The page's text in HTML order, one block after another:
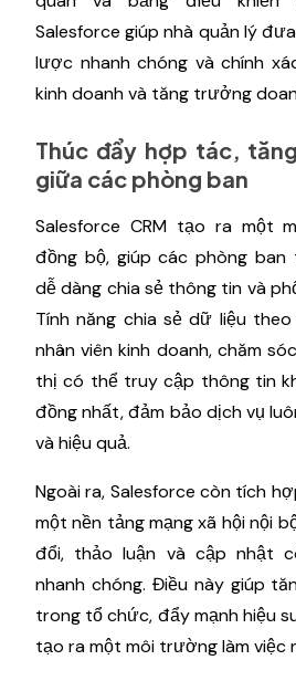
Salesforce giúp nhà quản lý
lược nhanh chóng và chính
kinh doanh và tăng trưởng
Thúc đẩy hợp tác,
giữa các phòng ban
Salesforce CRM tạo ra một
đồng bộ, giúp các phòng ban
dễ dàng chia sẻ thông tin và
Tính năng chia sẻ dữ liệu
nhân viên kinh doanh, chăm
thị có thể truy cập thông tin
đồng nhất, đảm bảo dịch vụ
và hiệu quả.
Ngoài ra, Salesforce còn tích
một nền tảng mạng xã hội nội
đổi, thảo luận và cập nhật
nhanh chóng. Điều này giúp
trong tổ chức, đẩy mạnh hiệu
tạo ra một môi trường làm việc